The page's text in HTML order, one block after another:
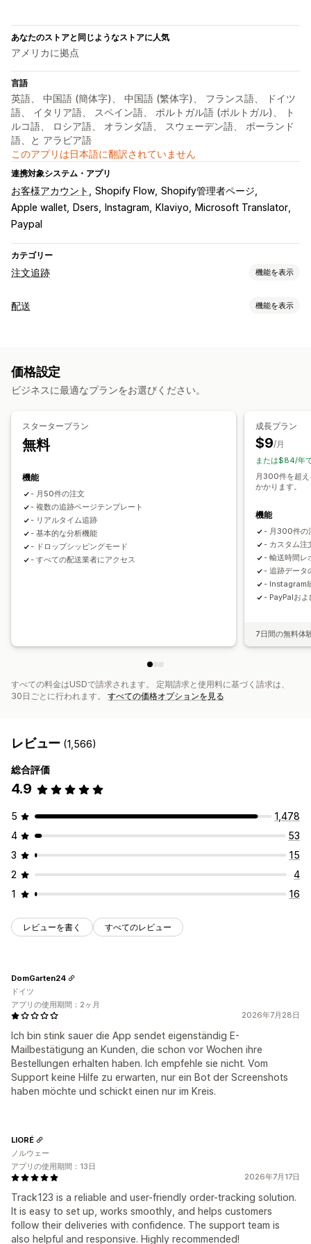
あなたのストアと同じようなストアに人気
アメリカに拠点
言語
英語、 中国語 (簡体字)、 中国語 (繁体字)、 フランス語、 ドイツ
語、 イタリア語、 スペイン語、 ポルトガル語 (ポルトガル)、 ト
ルコ語、 ロシア語、 オランダ語、 スウェーデン語、 ポーランド
語、と アラビア語
このアプリは日本語に翻訳されていません
連携対象システム・アプリ
お客様アカウント Shopify Flow Shopify管理者ページ
Apple wallet
Dsers Instagram Klaviyo
Microsoft Translator
Paypal
カテゴリー
注文追跡 機能を表示
追跡
配送業者のマスキング
メール
リアルタイム通知
オートメーション
配送 機能を表示
配送品の管理
価格設定
ビジネスに最適なプランをお選びください。
スタータープラン
無料
機能
- 月50件の注文
- 複数の追跡ページテンプレート
- リアルタイム追跡
- 基本的な分析機能
- ドロップシッピングモード
- すべての配送業者にアクセス
成長プラン
$9/月
または$84/年
月300件を超
かかります。
機能
- 月300件の
- カスタム注
- 輸送時間レ
- 追跡データ
- Instagram
- PayPalお
7日間の無料体
すべての料金はUSDで請求されます。 定期請求と使用料に基づく請求は、
30日ごとに行われます。 すべての価格オプションを見る
レビュー (1,566)
総合評価
4.9
5
1,478
4
53
3
15
2
4
1
16
レビューを書く すべてのレビュー
2026年7月28日
Ich bin stink sauer die App sendet eigenständig E-
Mailbestätigung an Kunden, die schon vor Wochen ihre
Bestellungen erhalten haben. Ich empfehle sie nicht. Vom
Support keine Hilfe zu erwarten, nur ein Bot der Screenshots
haben möchte und schickt einen nur im Kreis.
DomGarten24
ドイツ
アプリの使用期間：2ヶ月
2026年7月17日
Track123 is a reliable and user-friendly order-tracking solution.
It is easy to set up, works smoothly, and helps customers
follow their deliveries with confidence. The support team is
also helpful and responsive. Highly recommended!
LIORÉ
ノルウェー
アプリの使用期間：13日